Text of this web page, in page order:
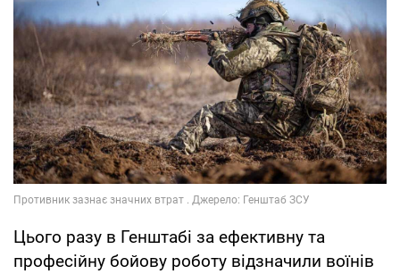
Цього разу в Генштабі за ефективну та
професійну бойову роботу відзначили воїнів